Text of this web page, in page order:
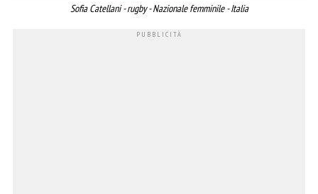
Sofia Catellani - rugby - Nazionale femminile - Italia